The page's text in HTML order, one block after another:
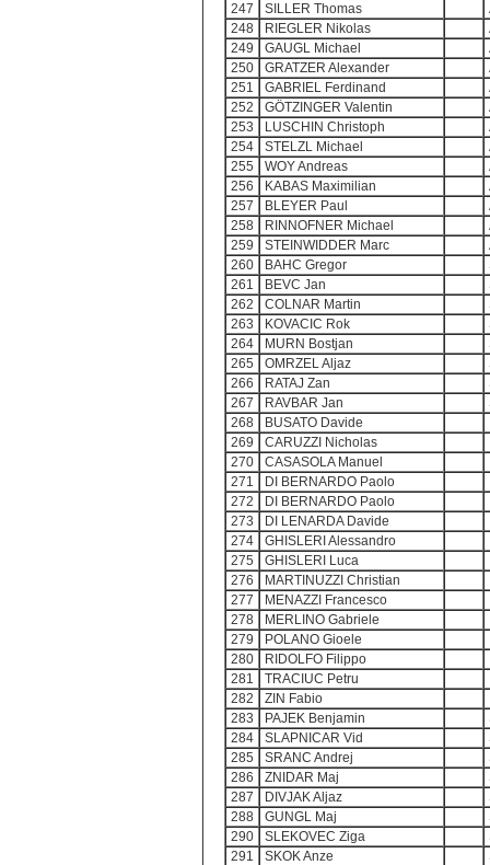
247
SILLER Thomas
248
RIEGLER Nikolas
249
GAUGL Michael
250
GRATZER Alexander
251
GABRIEL Ferdinand
252
GÖTZINGER Valentin
253
LUSCHIN Christoph
254
STELZL Michael
255
WOY Andreas
256
KABAS Maximilian
257
BLEYER Paul
258
RINNOFNER Michael
259
STEINWIDDER Marc
260
BAHC Gregor
261
BEVC Jan
262
COLNAR Martin
263
KOVACIC Rok
264
MURN Bostjan
265
OMRZEL Aljaz
266
RATAJ Zan
267
RAVBAR Jan
268
BUSATO Davide
269
CARUZZI Nicholas
270
CASASOLA Manuel
271
DI BERNARDO Paolo
272
DI BERNARDO Paolo
273
DI LENARDA Davide
274
GHISLERI Alessandro
275
GHISLERI Luca
276
MARTINUZZI Christian
277
MENAZZI Francesco
278
MERLINO Gabriele
279
POLANO Gioele
280
RIDOLFO Filippo
281
TRACIUC Petru
282
ZIN Fabio
283
PAJEK Benjamin
284
SLAPNICAR Vid
285
SRANC Andrej
286
ZNIDAR Maj
287
DIVJAK Aljaz
288
GUNGL Maj
290
SLEKOVEC Ziga
291
SKOK Anze